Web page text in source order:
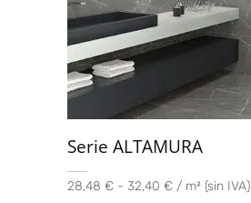
Serie ALTAMURA
28,48 € - 32,40 € / m² (sin IVA)